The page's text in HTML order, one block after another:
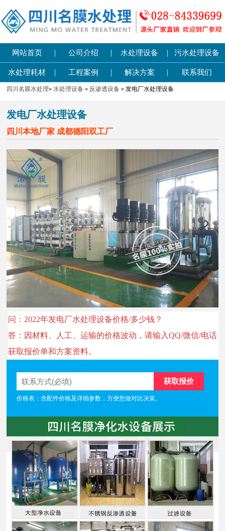
网站首页 | 公司介绍 | 水处理设备 | 污水处理设备
水处理耗材 | 工程案例 | 解决方案 | 联系我们
四川名膜水处理»水处理设备 » 反渗透设备 » 发电厂水处理设备
发电厂水处理设备
四川本地厂家 成都德阳双工厂
问：2022年发电厂水处理设备价格/多少钱？
答：因材料、人工、运输的价格波动，请输入QQ/微信/电话
获取报价单和方案资料。
价格表：含配件价格及详细参数，方便您做对比决策。